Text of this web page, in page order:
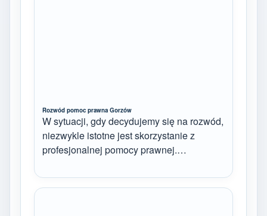
Rozwód pomoc prawna Gorzów
W sytuacji, gdy decydujemy się na rozwód,
niezwykle istotne jest skorzystanie z
profesjonalnej pomocy prawnej.…